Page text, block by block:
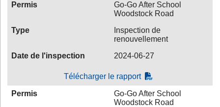
Permis
Go-Go After School
Woodstock Road
Type
Inspection de
renouvellement
Date de l'inspection
2024-06-27
Télécharger le rapport
Permis
Go-Go After School
Woodstock Road